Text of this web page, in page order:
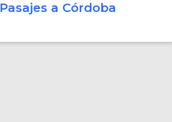
Pasajes a Córdoba